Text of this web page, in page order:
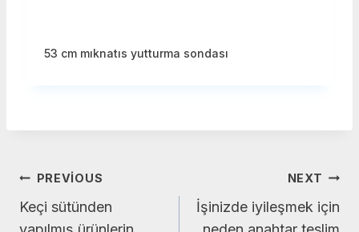
53 cm mıknatıs yutturma sondası
Yazı
gezinmesi
PREVIOUS
Keçi sütünden
NEXT
İşinizde iyileşmek için